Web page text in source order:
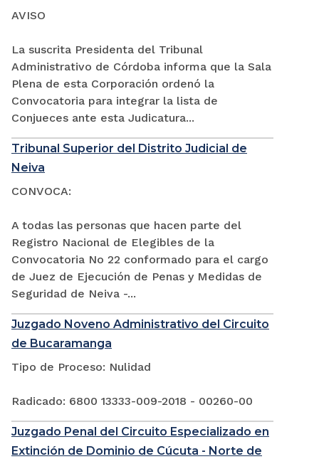
AVISO
La suscrita Presidenta del Tribunal
Administrativo de Córdoba informa que la Sala
Plena de esta Corporación ordenó la
Convocatoria para integrar la lista de
Conjueces ante esta Judicatura...
Tribunal Superior del Distrito Judicial de
Neiva
CONVOCA:
A todas las personas que hacen parte del
Registro Nacional de Elegibles de la
Convocatoria No 22 conformado para el cargo
de Juez de Ejecución de Penas y Medidas de
Seguridad de Neiva -...
Juzgado Noveno Administrativo del Circuito
de Bucaramanga
Tipo de Proceso: Nulidad
Radicado: 6800 13333-009-2018 - 00260-00
Juzgado Penal del Circuito Especializado en
Extinción de Dominio de Cúcuta - Norte de